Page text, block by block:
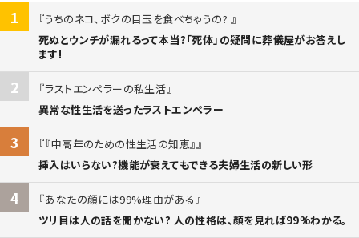
1
うちのネコ、ボクの目玉を食べちゃうの?
死ぬとウンチが漏れるって本当?「死体」の疑問に葬儀屋がお答えし
ます!
2
ラストエンペラーの私生活
異常な性生活を送ったラストエンペラー
3
『中高年のための性生活の知恵』
挿入はいらない?機能が衰えてもできる夫婦生活の新しい形
4
あなたの顔には99%理由がある
ツリ目は人の話を聞かない? 人の性格は、顔を見れば99%わかる。